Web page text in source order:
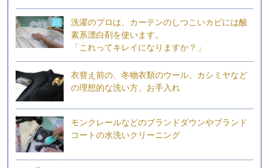
洗濯のプロは、カーテンのしつこいカビには酸
素系漂白剤を使います。
「これってキレイになりますか？」
衣替え前の、冬物衣類のウール、カシミヤなど
の理想的な洗い方、お手入れ
モンクレールなどのブランドダウンやブランド
コートの水洗いクリーニング